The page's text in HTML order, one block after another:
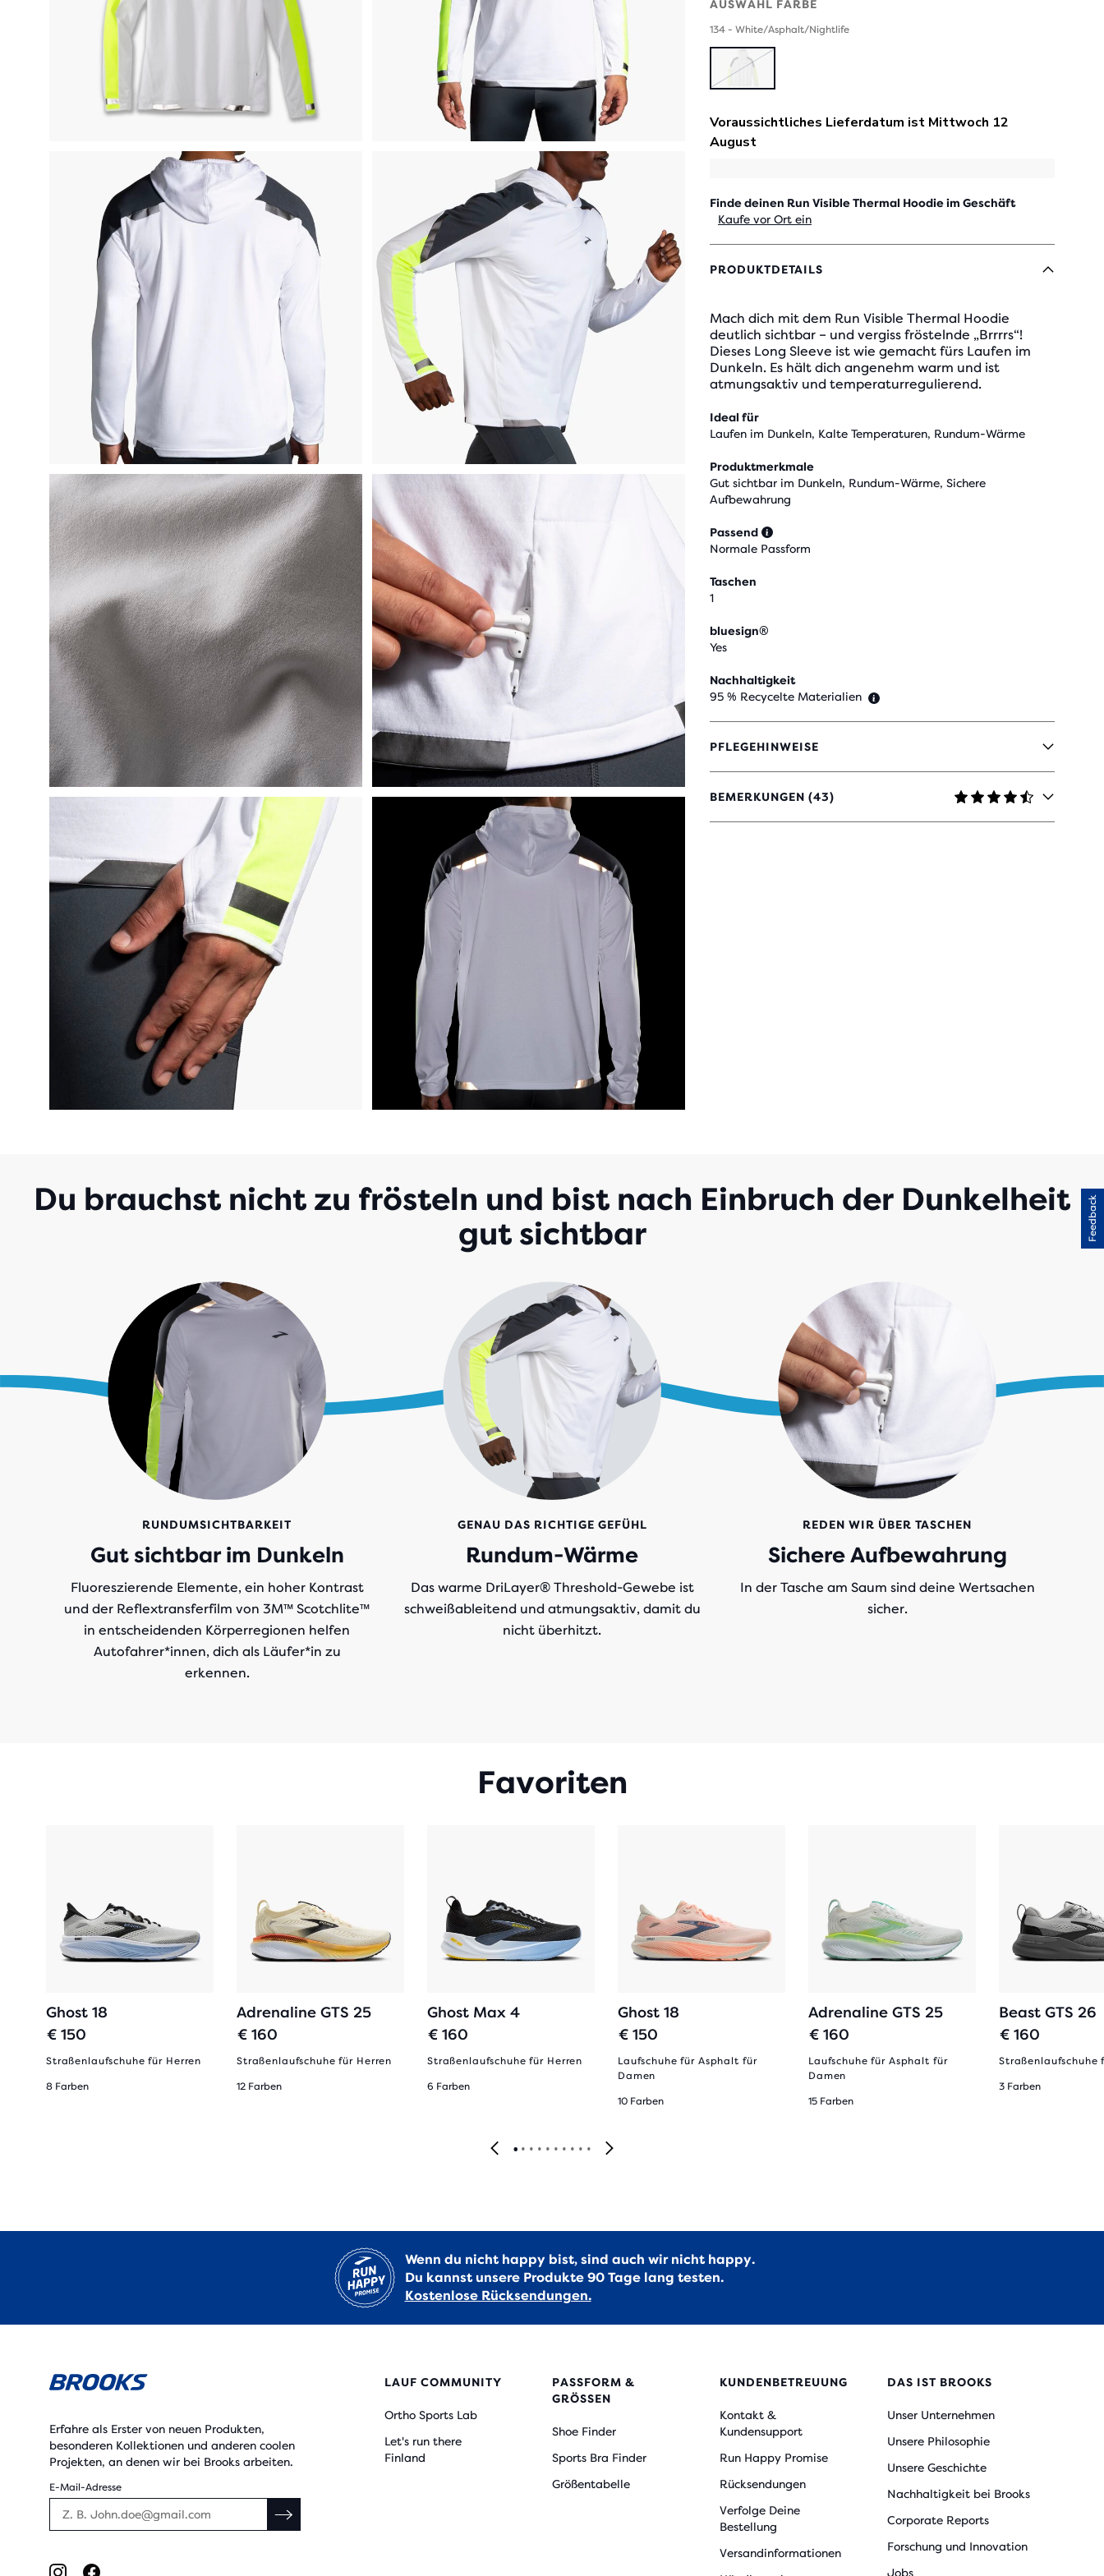
AUSWAHL FARBE
134 - White/Asphalt/Nightlife
Finde deinen Run Visible Thermal Hoodie im Geschäft
Kaufe vor Ort ein
PRODUKTDETAILS
Mach dich mit dem Run Visible Thermal Hoodie
deutlich sichtbar – und vergiss fröstelnde „Brrrrs“!
Dieses Long Sleeve ist wie gemacht fürs Laufen im
Dunkeln. Es hält dich angenehm warm und ist
atmungsaktiv und temperaturregulierend.
Ideal für
Laufen im Dunkeln, Kalte Temperaturen, Rundum-Wärme
Produktmerkmale
Gut sichtbar im Dunkeln, Rundum-Wärme, Sichere
Aufbewahrung
Passend
Normale Passform
Taschen
1
bluesign®
Yes
Nachhaltigkeit
95 % Recycelte Materialien
PFLEGEHINWEISE
BEMERKUNGEN (43)
4,7
VON
Du brauchst nicht zu frösteln und bist nach Einbruch der Dunkelheit
gut sichtbar
RUNDUMSICHTBARKEIT
Gut sichtbar im Dunkeln
Fluoreszierende Elemente, ein hoher Kontrast
und der Reflextransferfilm von 3M™ Scotchlite™
in entscheidenden Körperregionen helfen
Autofahrer*innen, dich als Läufer*in zu
erkennen.
GENAU DAS RICHTIGE GEFÜHL
Rundum-Wärme
Das warme DriLayer® Threshold-Gewebe ist
schweißableitend und atmungsaktiv, damit du
nicht überhitzt.
REDEN WIR ÜBER TASCHEN
Sichere Aufbewahrung
In der Tasche am Saum sind deine Wertsachen
sicher.
Favoriten
Ghost 18
€ 150
Straßenlaufschuhe für Herren
8 Farben
Adrenaline GTS 25
€ 160
Straßenlaufschuhe für Herren
12 Farben
Ghost Max 4
€ 160
Straßenlaufschuhe für Herren
6 Farben
Ghost 18
€ 150
Laufschuhe für Asphalt für
Damen
10 Farben
Adrenaline GTS 25
€ 160
Laufschuhe für Asphalt für
Damen
15 Farben
Beast GTS 26
€ 160
Straßenlaufschuhe
3 Farben
Wenn du nicht happy bist, sind auch wir nicht happy.
Du kannst unsere Produkte 90 Tage lang testen.
Kostenlose Rücksendungen.
Erfahre als Erster von neuen Produkten,
besonderen Kollektionen und anderen coolen
Projekten, an denen wir bei Brooks arbeiten.
E-Mail-Adresse
LAUF COMMUNITY
Ortho Sports Lab
Let's run there
Finland
PASSFORM &
GRÖSSEN
Shoe Finder
Sports Bra Finder
Größentabelle
KUNDENBETREUUNG
Kontakt &
Kundensupport
Run Happy Promise
Rücksendungen
Verfolge Deine
Bestellung
Versandinformationen
DAS IST BROOKS
Unser Unternehmen
Unsere Philosophie
Unsere Geschichte
Nachhaltigkeit bei Brooks
Corporate Reports
Forschung und Innovation
Jobs
Feedback